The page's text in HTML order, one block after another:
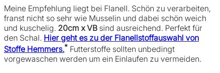
Meine Empfehlung liegt bei Flanell. Schön zu verarbeiten,
franst nicht so sehr wie Musselin und dabei schön weich
und kuschelig. 20cm x VB sind ausreichend. Perfekt für
den Schal. Hier geht es zu der Flanellstoffauswahl von
Stoffe Hemmers.* Futterstoffe sollten unbedingt
vorgewaschen werden um ein Einlaufen zu vermeiden.